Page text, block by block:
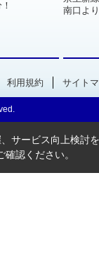
南口よ
利用規約 サイト
サービス向上検討
確認ください。